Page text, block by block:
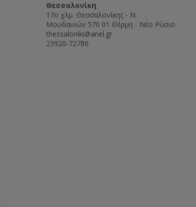
Θεσσαλονίκη
17ο χλμ. Θεσσαλονίκης - Ν.
Μουδανιών 570 01 Θέρμη - Νέο Ρύσιο
thessaloniki@anel.gr
23920-72786